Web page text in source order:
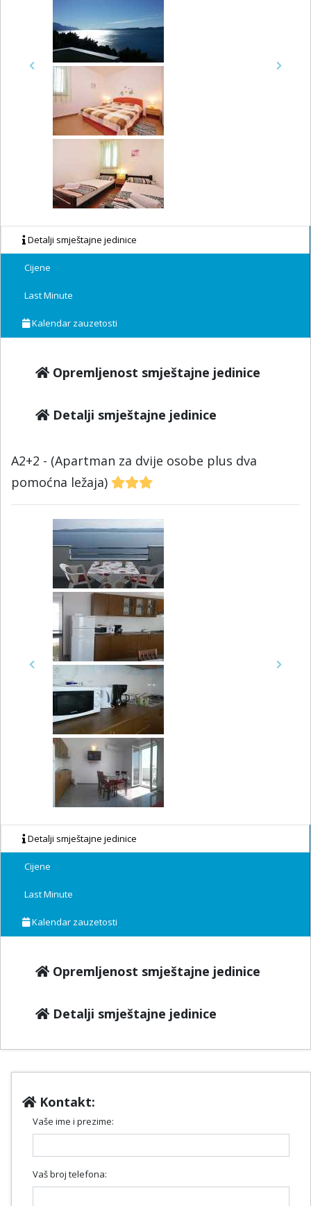
Previous Next
Detalji smještajne jedinice
Cijene
Last Minute
Kalendar zauzetosti
Opremljenost smještajne jedinice
Detalji smještajne jedinice
A2+2 - (Apartman za dvije osobe plus dva
pomoćna ležaja)
Previous Next
Detalji smještajne jedinice
Cijene
Last Minute
Kalendar zauzetosti
Opremljenost smještajne jedinice
Detalji smještajne jedinice
Kontakt:
Vaše ime i prezime:
Vaš broj telefona: